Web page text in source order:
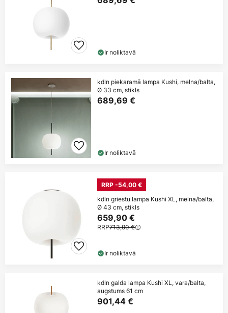
Ir noliktavā
kdln piekaramā lampa Kushi, melna/balta,
Ø 33 cm, stikls
689,69 €
Ir noliktavā
RRP -54,00 €
kdln griestu lampa Kushi XL, melna/balta,
Ø 43 cm, stikls
659,90 €
RRP713,90 €
Ir noliktavā
kdln galda lampa Kushi XL, vara/balta,
augstums 61 cm
901,44 €